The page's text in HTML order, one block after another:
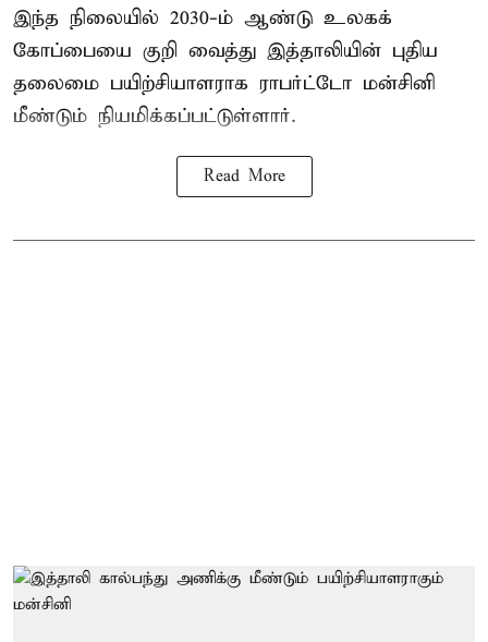
இந்த நிலையில் 2030-ம் ஆண்டு உலகக்
கோப்பையை குறி வைத்து இத்தாலியின் புதிய
தலைமை பயிற்சியாளராக ராபர்ட்டோ மன்சினி
மீண்டும் நியமிக்கப்பட்டுள்ளார்.
Read More